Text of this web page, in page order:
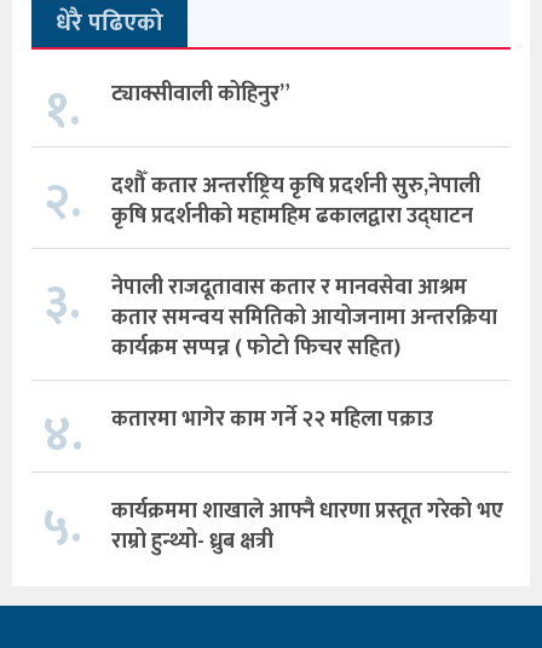
धेरै पढिएको
१. ट्याक्सीवाली कोहिनुर”
२.
दशौँ कतार अन्तर्राष्ट्रिय कृषि प्रदर्शनी सुरु,नेपाली
कृषि प्रदर्शनीको महामहिम ढकालद्वारा उद्घाटन
३.
नेपाली राजदूतावास कतार र मानवसेवा आश्रम
कतार समन्वय समितिको आयोजनामा अन्तरक्रिया
कार्यक्रम सप्पन्न ( फोटो फिचर सहित)
४. कतारमा भागेर काम गर्ने २२ महिला पक्राउ
५.
कार्यक्रममा शाखाले आफ्नै धारणा प्रस्तूत गरेको भए
राम्रो हुन्थ्यो- ध्रुब क्षत्री